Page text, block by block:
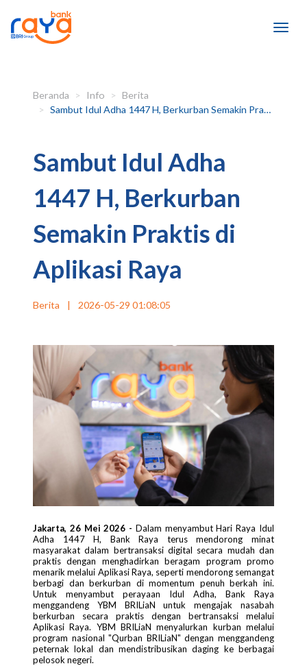
Beranda Info
Berita
Sambut Idul Adha 1447 H, Berkurban Semakin Praktis di Aplikasi Raya
Sambut Idul Adha
1447 H, Berkurban
Semakin Praktis di
Aplikasi Raya
Berita | 2026-05-29 01:08:05
Jakarta, 26 Mei 2026 - Dalam menyambut Hari Raya Idul
Adha 1447 H, Bank Raya terus mendorong minat
masyarakat dalam bertransaksi digital secara mudah dan
praktis dengan menghadirkan beragam program promo
menarik melalui Aplikasi Raya, seperti mendorong semangat
berbagi dan berkurban di momentum penuh berkah ini.
Untuk menyambut perayaan Idul Adha, Bank Raya
menggandeng YBM BRILiaN untuk mengajak nasabah
berkurban secara praktis dengan bertransaksi melalui
Aplikasi Raya. YBM BRILiaN menyalurkan kurban melalui
program nasional "Qurban BRILiaN" dengan menggandeng
peternak lokal dan mendistribusikan daging ke berbagai
pelosok negeri.